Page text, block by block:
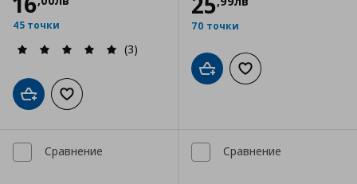
45 точки
(3)
Добави в кошницата
Добави към списъка с любими
70 точки
Добави в кошницата
Добави към
Сравнение Сравнение